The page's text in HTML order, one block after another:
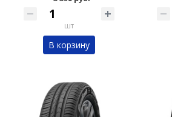
шт
В корзину